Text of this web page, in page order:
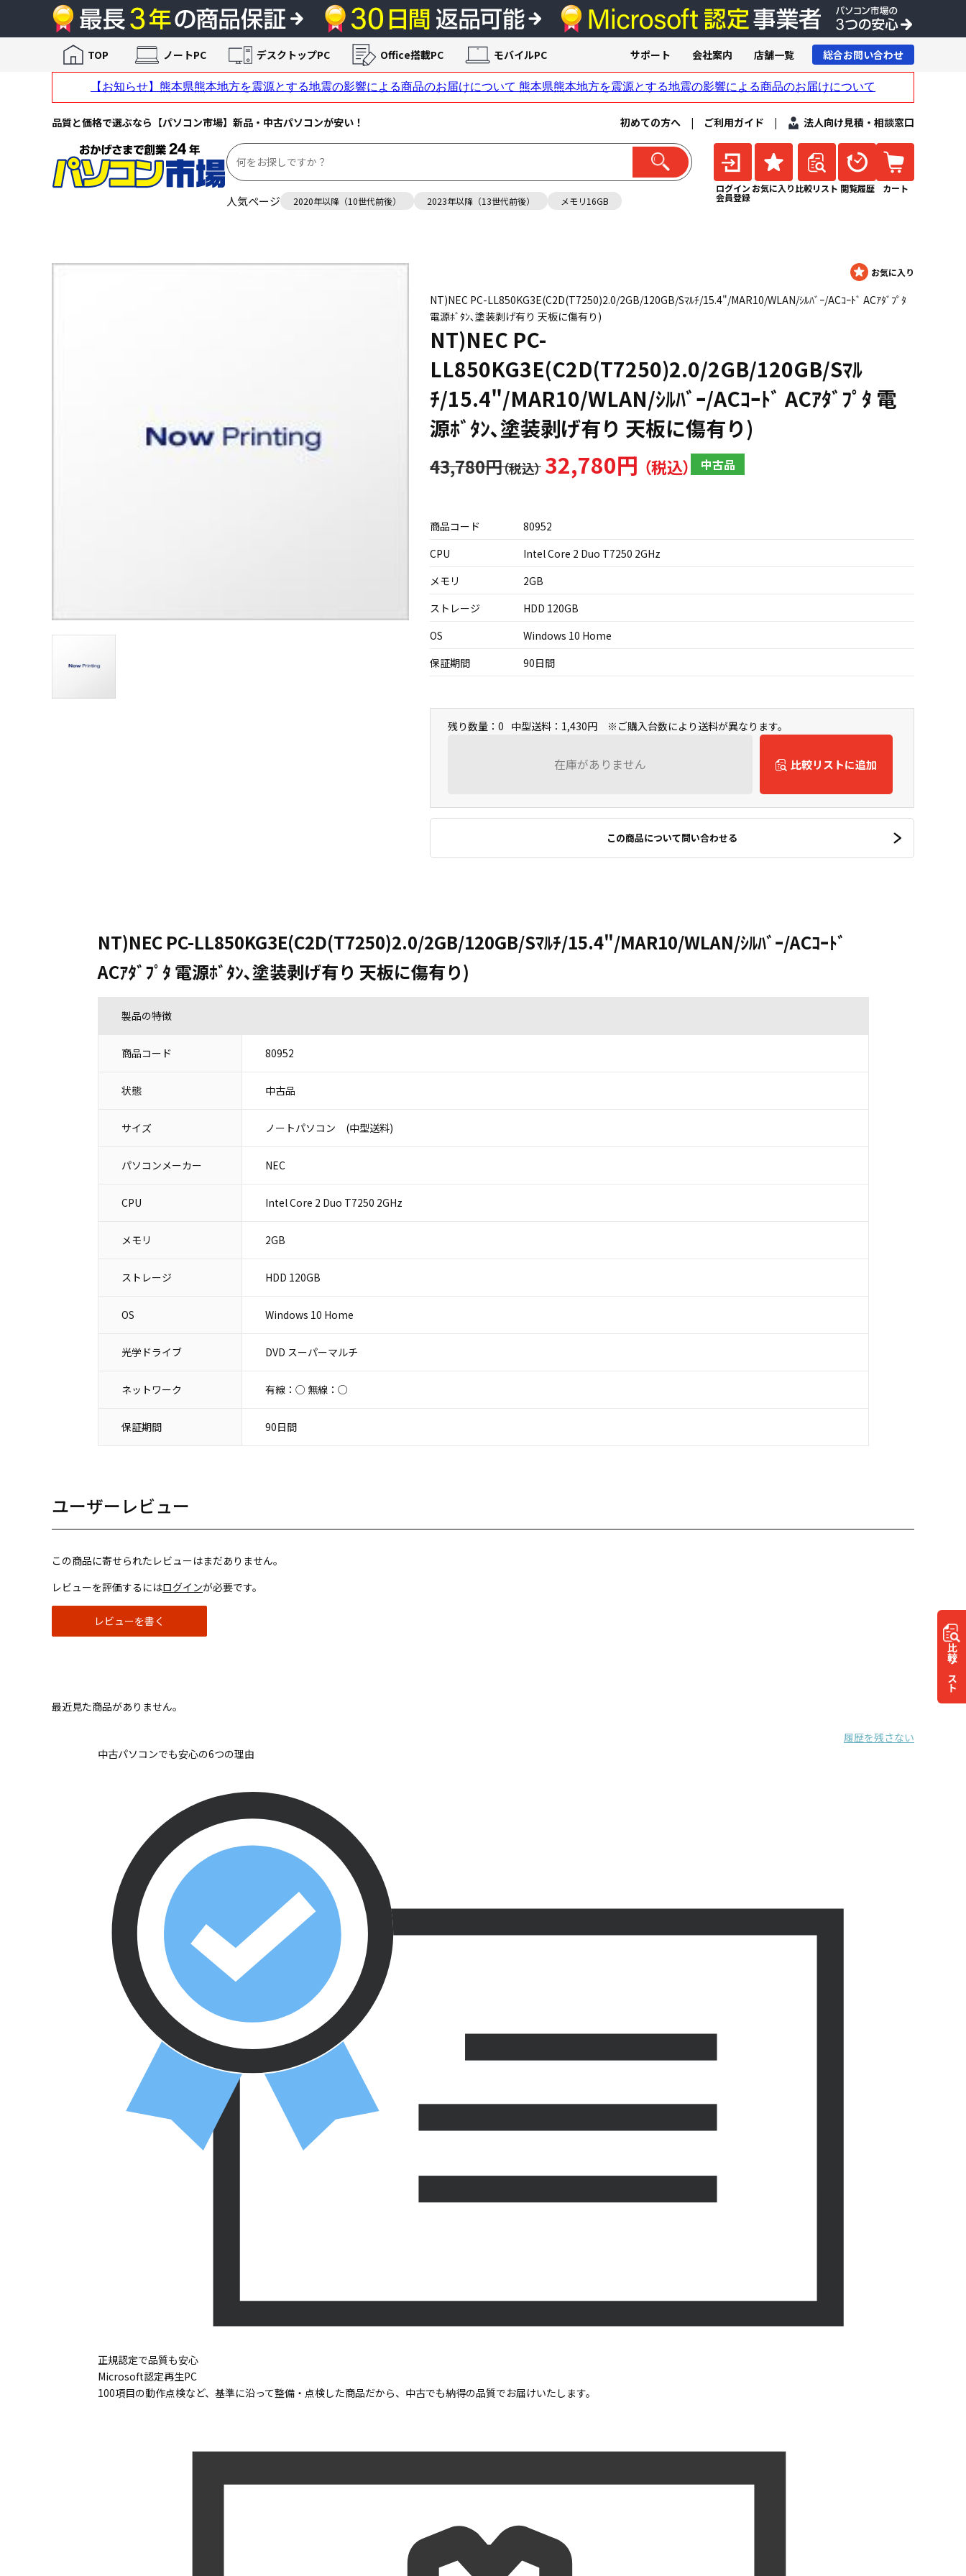
品質と価格で選ぶなら【パソコン市場】新品・中古パソコンが安い！ 初めての方へ | ご利用ガイド | 法人向け見積・相談窓口
人気ページ 2020年以降（10世代前後） 2023年以降（13世代前後） メモリ16GB
ログイン
会員登録
お気に入り 比較リスト 閲覧履歴 カート
TOP ノートPC デスクトップPC Office搭載PC モバイルPC サポート 会社案内 店舗一覧 総合お問い合わせ
NT)NEC PC-LL850KG3E(C2D(T7250)2.0/2GB/120GB/Sﾏﾙﾁ/15.4"/MAR10/WLAN/ｼﾙﾊﾞｰ/ACｺｰﾄﾞ ACｱﾀﾞﾌﾟﾀ
電源ﾎﾞﾀﾝ､塗装剥げ有り 天板に傷有り)
NT)NEC PC-
LL850KG3E(C2D(T7250)2.0/2GB/120GB/Sﾏﾙ
ﾁ/15.4"/MAR10/WLAN/ｼﾙﾊﾞｰ/ACｺｰﾄﾞ ACｱﾀﾞﾌﾟﾀ 電
源ﾎﾞﾀﾝ､塗装剥げ有り 天板に傷有り)
32,780円 中古品
43,780円
商品コード
80952
CPU
Intel Core 2 Duo T7250 2GHz
メモリ
2GB
ストレージ
HDD 120GB
OS
Windows 10 Home
保証期間
90日間
残り数量：0 中型送料：1,430円 ※ご購入台数により送料が異なります。
在庫がありません 比較リストに追加
この商品について問い合わせる
比較
リスト
NT)NEC PC-LL850KG3E(C2D(T7250)2.0/2GB/120GB/Sﾏﾙﾁ/15.4"/MAR10/WLAN/ｼﾙﾊﾞｰ/ACｺｰﾄﾞ
ACｱﾀﾞﾌﾟﾀ 電源ﾎﾞﾀﾝ､塗装剥げ有り 天板に傷有り)
製品の特徴
商品コード 80952
状態 中古品
サイズ ノートパソコン (中型送料)
パソコンメーカー NEC
CPU Intel Core 2 Duo T7250 2GHz
メモリ 2GB
ストレージ HDD 120GB
OS Windows 10 Home
光学ドライブ DVD スーパーマルチ
ネットワーク 有線：○ 無線：○
保証期間 90日間
ユーザーレビュー
この商品に寄せられたレビューはまだありません。
レビューを評価するにはログインが必要です。
レビューを書く
最近見た商品がありません。
履歴を残さない
中古パソコンでも安心の6つの理由
正規認定で品質も安心
Microsoft認定再生PC
100項目の動作点検など、基準に沿って整備・点検した商品だから、中古でも納得の品質でお届けいたします。